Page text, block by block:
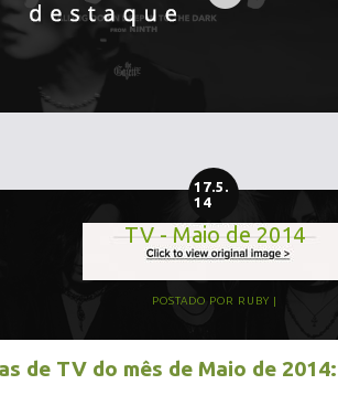
17.5.
14
TV - Maio de 2014
POSTADO POR RUBY
de TV do mês de Maio de 2014: